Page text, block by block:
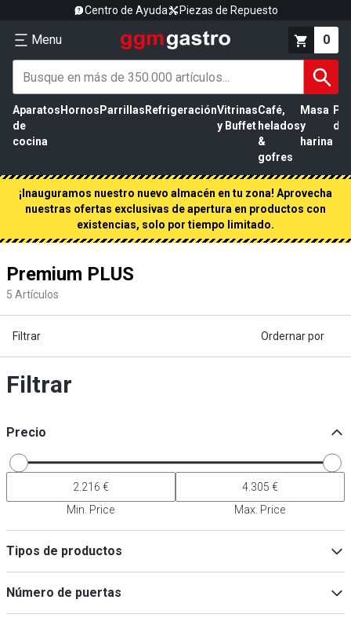
Centro de Ayuda Piezas de Repuesto
Menu 0
Aparatos
de
cocina
Hornos Parrillas RefrigeraciónVitrinas
y Buffet
Café,
helados
&
gofres
Masa
y
harina
de
¡Inauguramos nuestro nuevo almacén en tu zona! Aprovecha
nuestras ofertas exclusivas de apertura en productos con
existencias, solo por tiempo limitado.
Premium PLUS
5 Artículos
Filtrar Ordernar por
Filtrar
Precio
Min. Price Max. Price
Tipos de productos
Congeladores( 2)
Número de puertas